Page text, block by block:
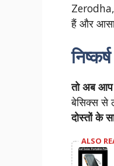
हैं और
निष्कर्ष
तो अब
बेसिक्स से
दोस्तों के
ALSO